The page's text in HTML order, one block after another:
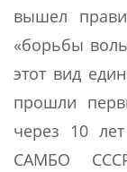
вышел
«борьбы
этот вид
прошли
через 10
САМБО